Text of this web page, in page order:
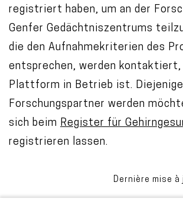
registriert haben, um an der
Genfer Gedächtniszentrums
die den Aufnahmekriterien des
entsprechen, werden kontaktiert,
Plattform in Betrieb ist.
Forschungspartner werden
sich beim Register für
registrieren lassen.
Dernière mise